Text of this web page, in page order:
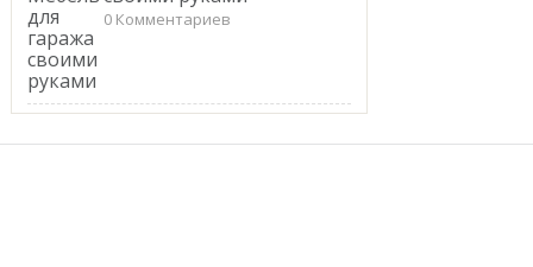
0 Комментариев